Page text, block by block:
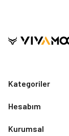
Kategoriler
Hesabım
Kurumsal